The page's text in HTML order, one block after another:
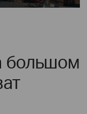
большом